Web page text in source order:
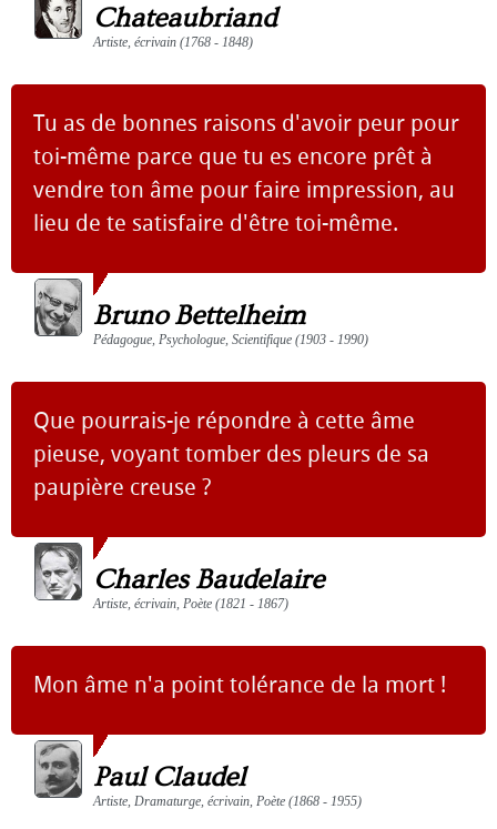
Chateaubriand
Artiste, écrivain (1768 - 1848)
Tu as de bonnes raisons d'avoir peur pour
toi-même parce que tu es encore prêt à
vendre ton âme pour faire impression, au
lieu de te satisfaire d'être toi-même.
Bruno Bettelheim
Pédagogue, Psychologue, Scientifique (1903 - 1990)
Que pourrais-je répondre à cette âme
pieuse, voyant tomber des pleurs de sa
paupière creuse ?
Charles Baudelaire
Artiste, écrivain, Poète (1821 - 1867)
Mon âme n'a point tolérance de la mort !
Paul Claudel
Artiste, Dramaturge, écrivain, Poète (1868 - 1955)